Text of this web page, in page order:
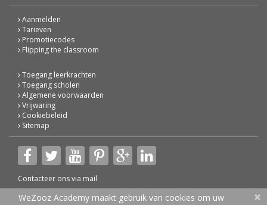
Aanmelden
Tarieven
Promotiecodes
Flipping the classroom
Toegang leerkrachten
Toegang scholen
Algemene voorwaarden
Vrijwaring
Cookiebeleid
Sitemap
Contacteer ons via mail
© 2026 WeZooz Academy
×
WeZooz Academy maakt gebruik van cookies om uw